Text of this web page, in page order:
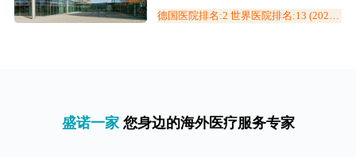
膜肿瘤,小儿脑瘤,白血病(儿童),罕见
德国医院排名:2 世界医院排名:13 (2023
盛诺一家您身边的海外医疗服务专家